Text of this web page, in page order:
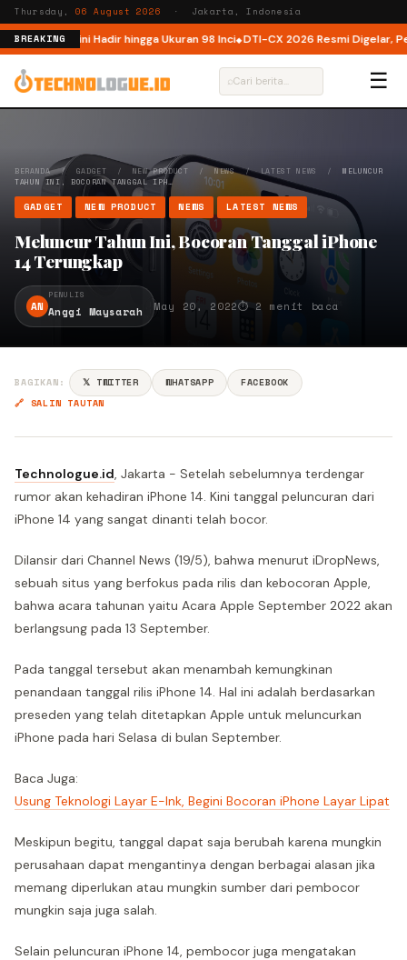
Thursday,06 August 2026 · Jakarta, Indonesia
BREAKINGKini Hadir hingga Ukuran 98 Inci DTI-CX 2026 Resmi Digelar,
⌕ ☰
BERANDA/ GADGET / NEW PRODUCT /NEWS/LATEST NEWS / MELUNCUR
TAHUN INI, BOCORAN TANGGAL IPH…
GADGET NEW PRODUCT NEWS LATEST NEWS
Meluncur Tahun Ini, Bocoran Tanggal iPhone
14 Terungkap
AN
PENULIS
Anggi Maysarah May 20, 2022⏱ 2 menit baca
BAGIKAN: 𝕏 TWITTER WHATSAPP
FACEBOOK
🔗 SALIN TAUTAN
Technologue.id, Jakarta - Setelah sebelumnya terdengar
rumor akan kehadiran iPhone 14. Kini tanggal peluncuran dari
iPhone 14 yang sangat dinanti telah bocor.
Dilansir dari Channel News (19/5), bahwa menurut iDropNews,
sebuah situs yang berfokus pada rilis dan kebocoran Apple,
bahwa acara tahunan yaitu Acara Apple September 2022 akan
berlangsung pada 13 September.
Pada tanggal tersebut akan menambah kemungkinan
penandaan tanggal rilis iPhone 14. Hal ini adalah berdasarkan
preseden yang telah ditetapkan Apple untuk meluncurkan
iPhone pada hari Selasa di bulan September.
Baca Juga:
Usung Teknologi Layar E-Ink, Begini Bocoran iPhone Layar Lipat
Meskipun begitu, tanggal dapat saja berubah karena mungkin
perusahaan dapat mengantinya dengan berbagai alasan jika
memang diperlukan atau mungkin sumber dari pembocor
mungkin saja juga salah.
Selain peluncuran iPhone 14, pembocor juga mengatakan